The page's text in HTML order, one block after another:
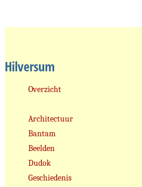
Hilversum
Overzicht
Architectuur
Bantam
Beelden
Dudok
Geschiedenis